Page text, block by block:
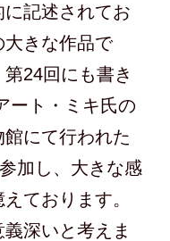
記述されてお
大きな作品で
24回にも書き
ート・ミキ氏の
にて行われた
加し、大きな感
ております。
深いと考えま